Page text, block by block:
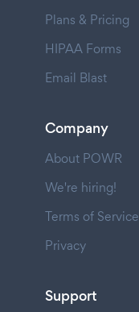
Plans & Pricing
HIPAA Forms
Email Blast
Company
About POWR
We're hiring!
Terms of Service
Privacy
Support